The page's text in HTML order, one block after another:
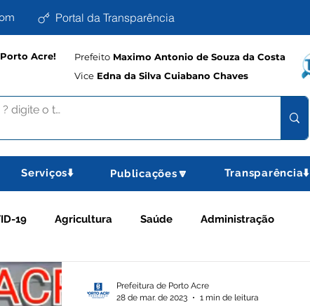
Portal da Transparência
Acre! Prefeito Maximo Antonio de Souza da Costa
Vice Edna da Silva Cuiabano Chaves
Serviços⬇️ Publicações🔽 Transparência⬇️
19 Agricultura Saúde Administração
Educação e Cultura
Prefeitura de Porto Acre
28 de mar. de 2023
1 min de leitura